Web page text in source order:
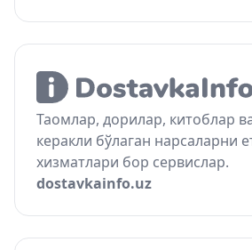
Таомлар, дорилар, китоблар
керакли бўлаган нарсаларни
хизматлари бор сервислар.
dostavkainfo.uz